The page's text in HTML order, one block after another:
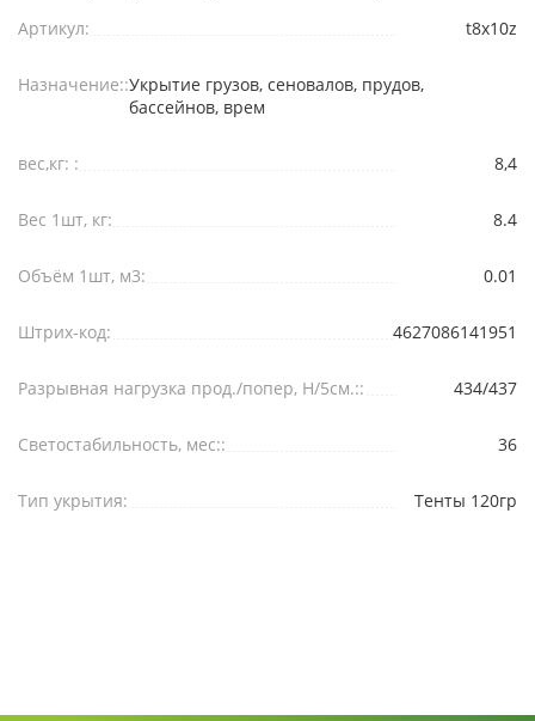
Артикул: t8x10z
Назначение::Укрытие грузов, сеновалов, прудов,
бассейнов, врем
вес,кг: : 8,4
Вес 1шт, кг: 8.4
Объём 1шт, м3: 0.01
Штрих-код: 4627086141951
Разрывная нагрузка прод./попер, Н/5см.:: 434/437
Светостабильность, мес:: 36
Тип укрытия: Тенты 120гр